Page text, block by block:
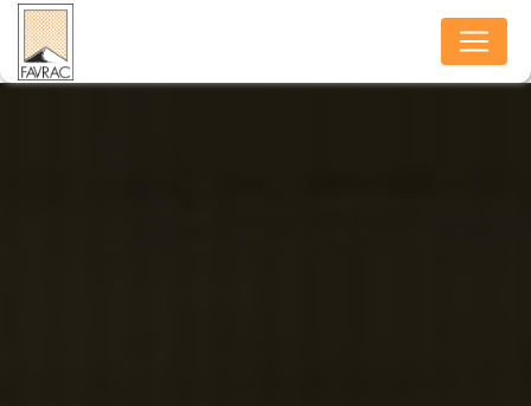
Panneau de gestion des cookies